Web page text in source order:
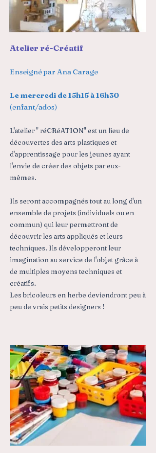
Atelier ré-Créatif
Enseigné par Ana Carage
Le mercredi de 15h15 à 16h30
(enfant/ados)
L'atelier " réCRéATION" est un lieu de
découvertes des arts plastiques et
d'apprentissage pour les jeunes ayant
l'envie de créer des objets par eux-
mêmes.
Ils seront accompagnés tout au long d'un
ensemble de projets (individuels ou en
commun) qui leur permettront de
découvrir les arts appliqués et leurs
techniques. Ils développeront leur
imagination au service de l'objet grâce à
de multiples moyens techniques et
créatifs.
Les bricoleurs en herbe deviendront peu à
peu de vrais petits designers !